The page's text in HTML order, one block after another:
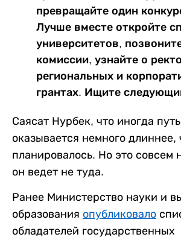
превращайте один
Лучше вместе откройте
университетов,
комиссии, узнайте о
региональных и
грантах. Ищите
Саясат Нурбек, что иногда
оказывается немного длиннее,
планировалось. Но это совсем
он ведет не туда.
Ранее Министерство науки и
образования опубликовало
обладателей государственных